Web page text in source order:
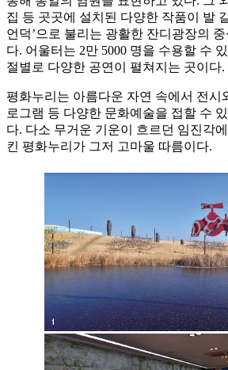
집 등 곳곳에 설치된 다양한 작품이 발
언덕’으로 불리는 광활한 잔디광장의 중
다. 어울터는 2만 5000 명을 수용할 수
절별로 다양한 공연이 펼쳐지는 곳이다.
평화누리는 아름다운 자연 속에서 전시
로그램 등 다양한 문화예술을 접할 수
다. 다소 무거운 기운이 흐르던 임진각
킨 평화누리가 그저 고마울 따름이다.